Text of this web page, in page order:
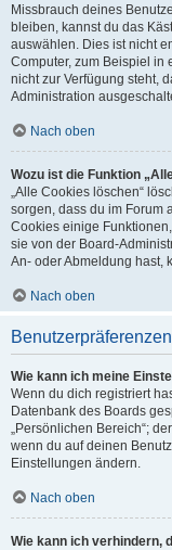
Missbrauch deines
bleiben, kannst du das
auswählen. Dies ist nicht
Computer, zum Beispiel in
nicht zur Verfügung steht,
Administration
Nach oben
Wozu ist die Funktion
„Alle Cookies löschen“
sorgen, dass du im Forum
Cookies einige
sie von der Board-
An- oder Abmeldung hast,
Nach oben
Wie kann ich meine
Wenn du dich registriert
Datenbank des Boards
„Persönlichen Bereich“;
wenn du auf deinen
Einstellungen ändern.
Nach oben
Wie kann ich verhindern,